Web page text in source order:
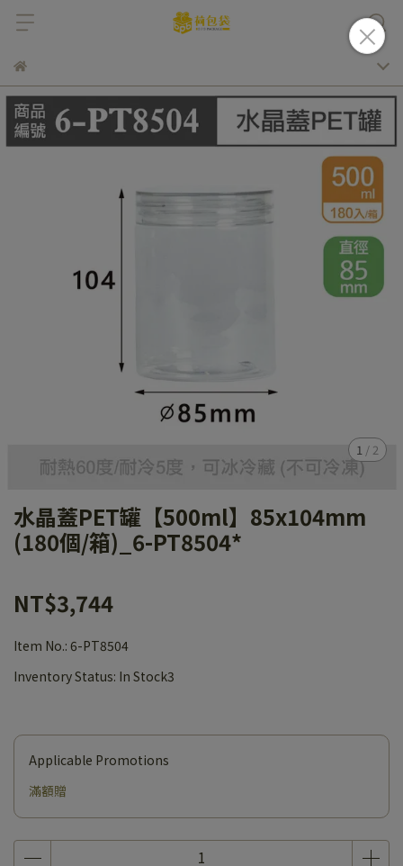
1 / 2
水晶蓋PET罐【500ml】85x104mm
(180個/箱)_6-PT8504*
NT$3,744
Item No.: 6-PT8504
Inventory Status: In Stock3
Applicable Promotions
滿額贈